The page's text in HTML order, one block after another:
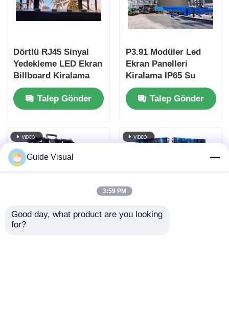
Dörtlü RJ45 Sinyal
Yedekleme LED Ekran
Billboard Kiralama
Özel
Talep Gönder
P3.91 Modüler Led
Ekran Panelleri
Kiralama IP65 Su
Geçirmez OEM
Talep Gönder
Guide Visual
3:59 PM
Good day, what product are you looking
for?